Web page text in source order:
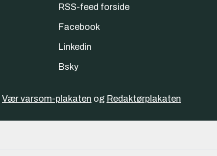
RSS-feed forside
Facebook
Linkedin
Bsky
Vær varsom-plakaten og Redaktørplakaten